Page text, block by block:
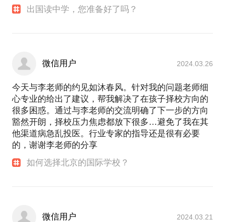
出国读中学，您准备好了吗？
微信用户 2024.03.26
今天与李老师的约见如沐春风。针对我的问题老师细
心专业的给出了建议，帮我解决了在孩子择校方向的
很多困惑。通过与李老师的交流明确了下一步的方向
豁然开朗，择校压力焦虑都放下很多…避免了我在其
他渠道病急乱投医。行业专家的指导还是很有必要
的，谢谢李老师的分享
如何选择北京的国际学校？
微信用户 2024.03.21